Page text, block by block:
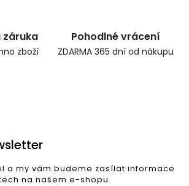
záruka
zboží
Pohodlné vrácení
ZDARMA 365 dní od nákupu
a my vám budeme zasílat informace
na našem e-shopu.